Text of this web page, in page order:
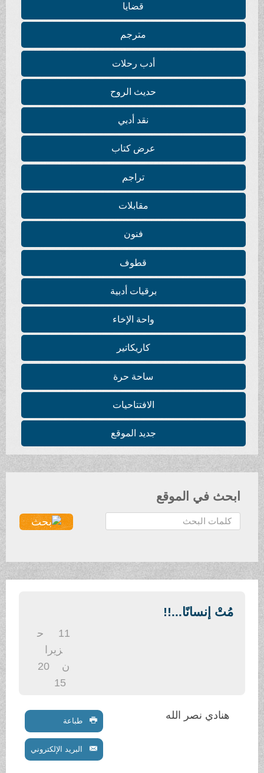
قضايا
مترجم
أدب رحلات
حديث الروح
نقد أدبي
عرض كتاب
تراجم
مقابلات
فنون
قطوف
برقيات أدبية
واحة الإخاء
كاريكاتير
ساحة حرة
الافتتاحيات
جديد الموقع
ابحث في الموقع
ح
ث
مُتْ إنسانًا...!!
زيرا
هنادي نصر الله طباعة
البريد الإلكتروني